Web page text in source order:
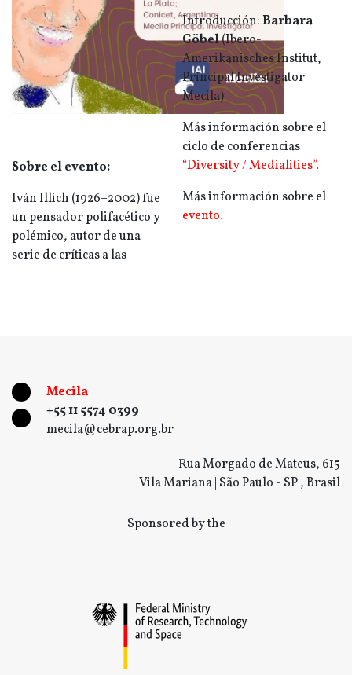
Sobre el evento:
Iván Illich (1926–2002) fue
un pensador polifacético y
polémico, autor de una
serie de críticas a las
Introducción:Barbara
Göbel(Ibero-
Amerikanisches Institut,
Principal Investigator
Mecila)
Más información sobre el
ciclo de conferencias
“Diversity / Medialities”.
Más información sobre el
evento.
Mecila
+55 11 5574 0399
mecila@cebrap.org.br
Rua Morgado de Mateus, 615
Vila Mariana | São Paulo - SP , Brasil
Sponsored by the